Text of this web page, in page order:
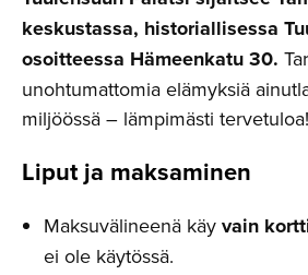
keskustassa, historiallisessa
osoitteessa Hämeenkatu 30.
unohtumattomia elämyksiä
miljöössä – lämpimästi tervetuloa!
Liput ja maksaminen
Maksuvälineenä käy vain
ei ole käytössä.